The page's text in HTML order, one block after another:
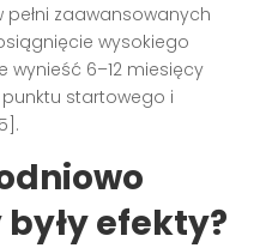
zaawansowanych
wysokiego
6–12 miesięcy
punktu startowego i
efekty?